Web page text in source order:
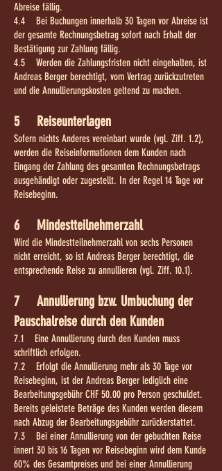
Abreise fällig.
4.4 Bei Buchungen innerhalb 30 Tagen vor Abreise ist
der gesamte Rechnungsbetrag sofort nach Erhalt der
Bestätigung zur Zahlung fällig.
4.5 Werden die Zahlungsfristen nicht eingehalten, ist
Andreas Berger berechtigt, vom Vertrag zurückzutreten
und die Annullierungskosten geltend zu machen.
5 Reiseunterlagen
Sofern nichts Anderes vereinbart wurde (vgl. Ziff. 1.2),
werden die Reiseinformationen dem Kunden nach
Eingang der Zahlung des gesamten Rechnungsbetrags
ausgehändigt oder zugestellt. In der Regel 14 Tage vor
Reisebeginn.
6 Mindestteilnehmerzahl
Wird die Mindestteilnehmerzahl von sechs Personen
nicht erreicht, so ist Andreas Berger berechtigt, die
entsprechende Reise zu annullieren (vgl. Ziff. 10.1).
7 Annullierung bzw. Umbuchung der
Pauschalreise durch den Kunden
7.1 Eine Annullierung durch den Kunden muss
schriftlich erfolgen.
7.2 Erfolgt die Annullierung mehr als 30 Tage vor
Reisebeginn, ist der Andreas Berger lediglich eine
Bearbeitungsgebühr CHF 50.00 pro Person geschuldet.
Bereits geleistete Beträge des Kunden werden diesem
nach Abzug der Bearbeitungsgebühr zurückerstattet.
7.3 Bei einer Annullierung von der gebuchten Reise
innert 30 bis 16 Tagen vor Reisebeginn wird dem Kunde
60% des Gesamtpreises und bei einer Annullierung